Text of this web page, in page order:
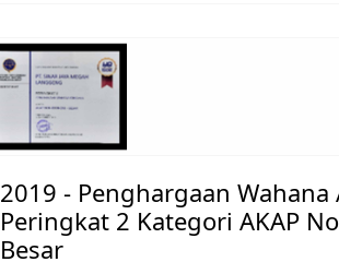
2019 - Penghargaan
Peringkat 2 Kategori AKAP
Besar